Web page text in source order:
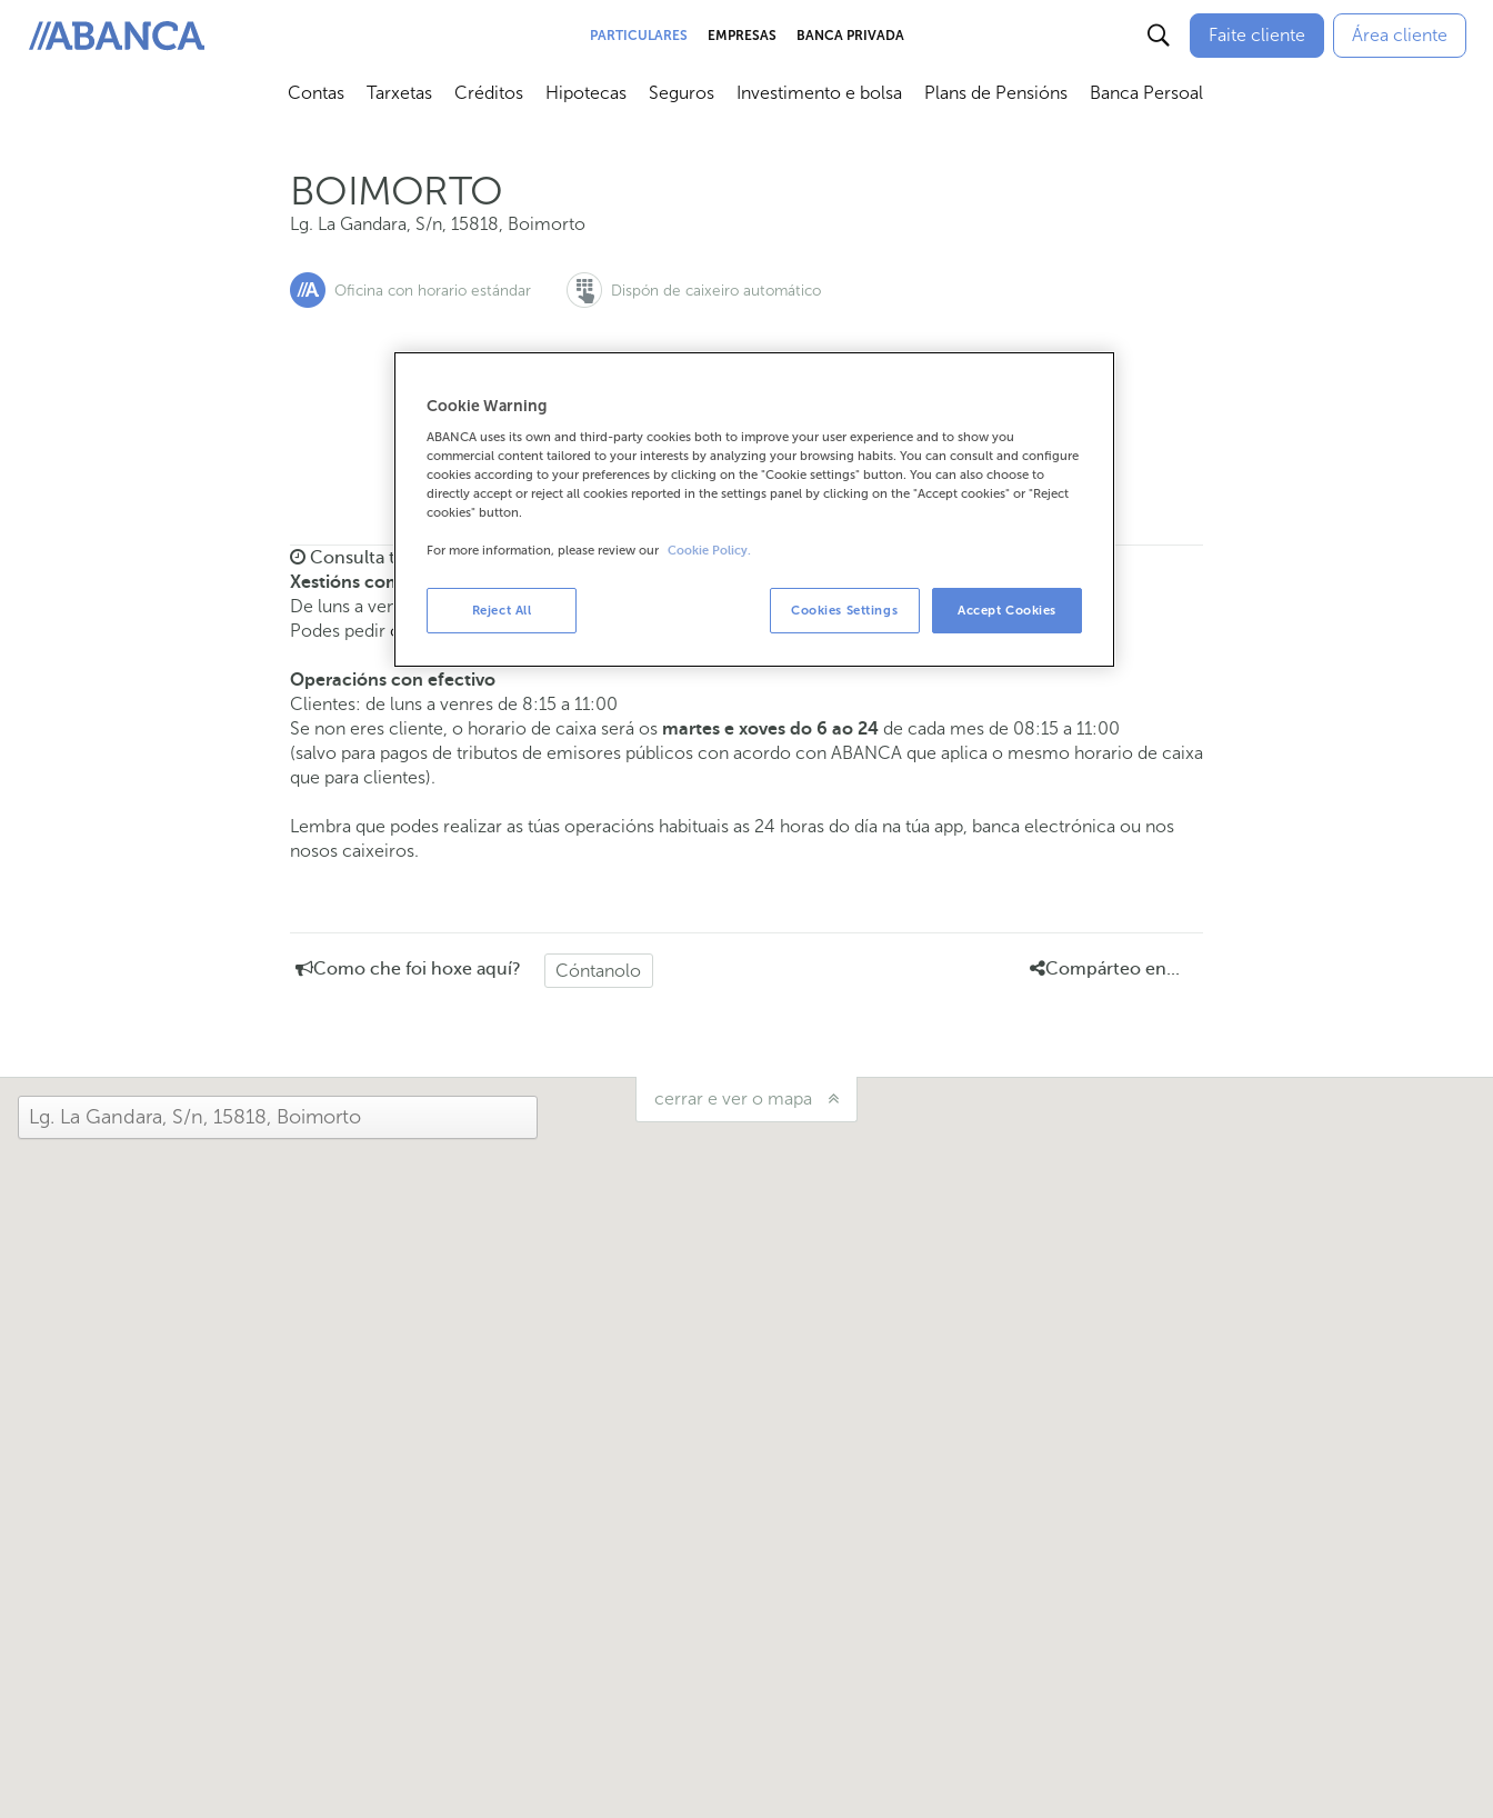
ABANCA
PARTICULARES EMPRESAS BANCA PRIVADA Faite cliente Área cliente
Contas
Abrir submenú
Tarxetas
Abrir submenú
Créditos
Abrir submenú
Hipotecas
Abrir submenú
Seguros
Abrir submenú
Investimento e bolsa
Abrir submenú
Plans de Pensións
Abrir submenú
Banca Persoal
BOIMORTO
Lg. La Gandara, S/n, 15818, Boimorto
Oficina con horario estándar Dispón de caixeiro automático
Se queres pedir cita:
900 815 200 981516236 Como chegar
Consulta todos os horarios
Xestións comerciais
De luns a venres de 8:15 a 14:00.
Podes pedir cita previae atenderémoste o día e hora que escollas
Operacións con efectivo
Clientes: de luns a venres de 8:15 a 11:00
Se non eres cliente, o horario de caixa será os martes e xoves do 6 ao 24 de cada mes de 08:15 a 11:00
(salvo para pagos de tributos de emisores públicos con acordo con ABANCA que aplica o mesmo horario de caixa
que para clientes).
Lembra que podes realizar as túas operacións habituais as 24 horas do día na túa app, banca electrónica ou nos
nosos caixeiros.
Como che foi hoxe aquí? Cóntanolo Compárteo en...
cerrar e ver o mapa
Cookie Warning
ABANCA uses its own and third-party cookies both to improve your user experience and to show you
commercial content tailored to your interests by analyzing your browsing habits. You can consult and configure
cookies according to your preferences by clicking on the "Cookie settings" button. You can also choose to
directly accept or reject all cookies reported in the settings panel by clicking on the "Accept cookies" or "Reject
cookies" button.
For more information, please review our Cookie Policy.
Reject All Cookies Settings Accept Cookies